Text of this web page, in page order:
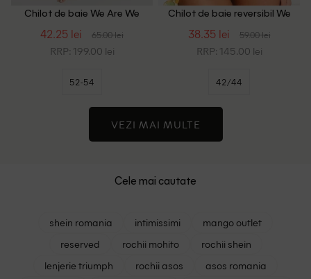
Chilot de baie We Are We
42.25 lei 65.00 lei
RRP: 199.00 lei
52-54
Chilot de baie reversibil We
38.35 lei 59.00 lei
RRP: 145.00 lei
42/44
VEZI MAI MULTE
Cele mai cautate
shein romania intimissimi
mango outlet
reserved
rochii mohito
rochii shein
lenjerie triumph
rochii asos
asos romania